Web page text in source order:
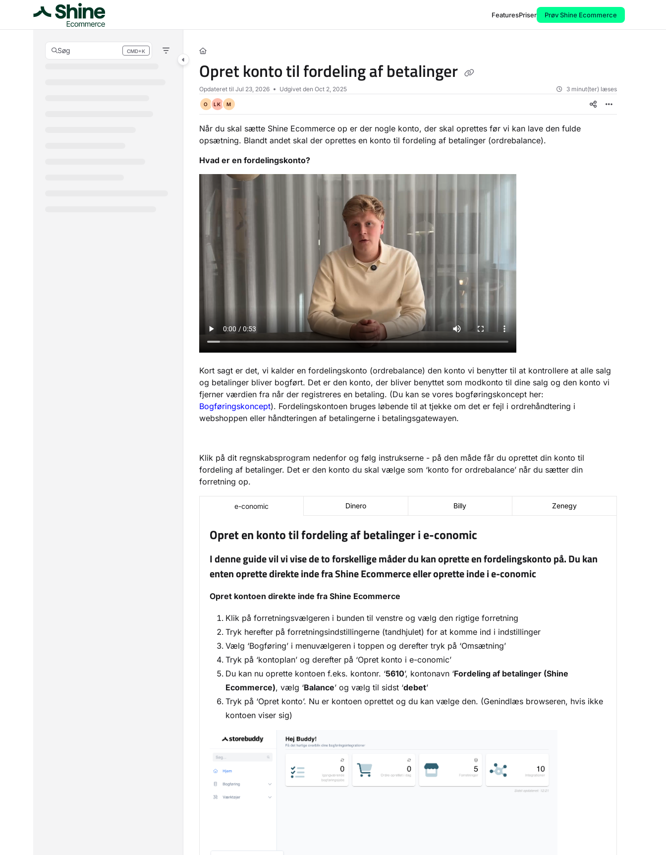
Documentation Index
Fetch the complete documentation index at:
Use this file to discover all available pages before exploring further.
FeaturesPriser Prøv Shine Ecommerce
Søg CMD+K
Press CMD+K to open search
Opret konto til fordeling af betalinger
Opdateret til Jul 23, 2026 Udgivet den Oct 2, 2025 3 minut(ter) læses
O LK M
Når du skal sætte Shine Ecommerce op er der nogle konto, der skal oprettes før vi kan lave den fulde
opsætning. Blandt andet skal der oprettes en konto til fordeling af betalinger (ordrebalance).
Hvad er en fordelingskonto?
Kort sagt er det, vi kalder en fordelingskonto (ordrebalance) den konto vi benytter til at kontrollere at alle salg
og betalinger bliver bogført. Det er den konto, der bliver benyttet som modkonto til dine salg og den konto vi
fjerner værdien fra når der registreres en betaling. (Du kan se vores bogføringskoncept her:
Bogføringskoncept). Fordelingskontoen bruges løbende til at tjekke om det er fejl i ordrehåndtering i
webshoppen eller håndteringen af betalingerne i betalingsgatewayen.
Klik på dit regnskabsprogram nedenfor og følg instrukserne - på den måde får du oprettet din konto til
fordeling af betalinger. Det er den konto du skal vælge som ‘konto for ordrebalance’ når du sætter din
forretning op.
e-conomic Dinero Billy Zenegy
Opret en konto til fordeling af betalinger i e-conomic
I denne guide vil vi vise de to forskellige måder du kan oprette en fordelingskonto på. Du kan
enten oprette direkte inde fra Shine Ecommerce eller oprette inde i e-conomic
Opret kontoen direkte inde fra Shine Ecommerce
Klik på forretningsvælgeren i bunden til venstre og vælg den rigtige forretning
Tryk herefter på forretningsindstillingerne (tandhjulet) for at komme ind i indstillinger
Vælg ‘Bogføring’ i menuvælgeren i toppen og derefter tryk på ‘Omsætning’
Tryk på ‘kontoplan’ og derefter på ‘Opret konto i e-conomic’
Du kan nu oprette kontoen f.eks. kontonr. ‘5610’, kontonavn ‘Fordeling af betalinger (Shine
Ecommerce), vælg ‘Balance’ og vælg til sidst ‘debet’
Tryk på ‘Opret konto’. Nu er kontoen oprettet og du kan vælge den. (Genindlæs browseren, hvis ikke
kontoen viser sig)